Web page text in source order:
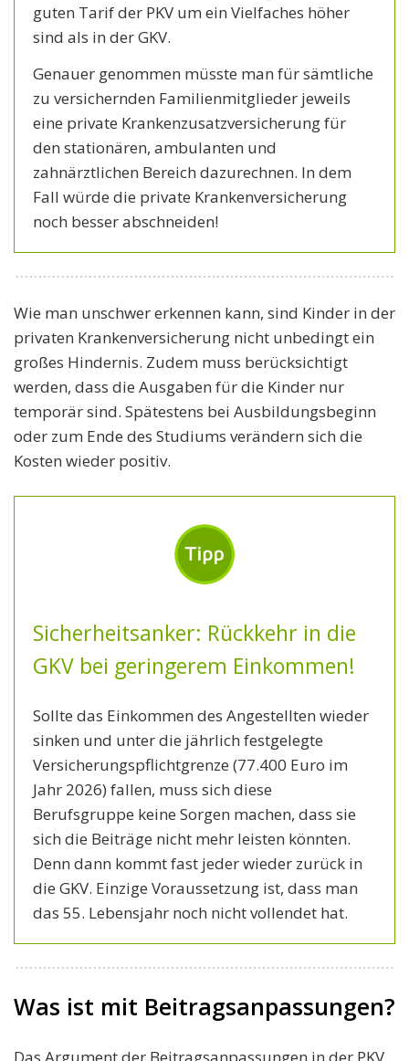
guten Tarif der PKV um ein Vielfaches höher
sind als in der GKV.
Genauer genommen müsste man für sämtliche
zu versichernden Familienmitglieder jeweils
eine private Krankenzusatzversicherung für
den stationären, ambulanten und
zahnärztlichen Bereich dazurechnen. In dem
Fall würde die private Krankenversicherung
noch besser abschneiden!
Wie man unschwer erkennen kann, sind Kinder in der
privaten Krankenversicherung nicht unbedingt ein
großes Hindernis. Zudem muss berücksichtigt
werden, dass die Ausgaben für die Kinder nur
temporär sind. Spätestens bei Ausbildungsbeginn
oder zum Ende des Studiums verändern sich die
Kosten wieder positiv.
Sicherheitsanker: Rückkehr in die
GKV bei geringerem Einkommen!
Sollte das Einkommen des Angestellten wieder
sinken und unter die jährlich festgelegte
Versicherungspflichtgrenze (77.400 Euro im
Jahr 2026) fallen, muss sich diese
Berufsgruppe keine Sorgen machen, dass sie
sich die Beiträge nicht mehr leisten könnten.
Denn dann kommt fast jeder wieder zurück in
die GKV. Einzige Voraussetzung ist, dass man
das 55. Lebensjahr noch nicht vollendet hat.
Was ist mit Beitragsanpassungen?